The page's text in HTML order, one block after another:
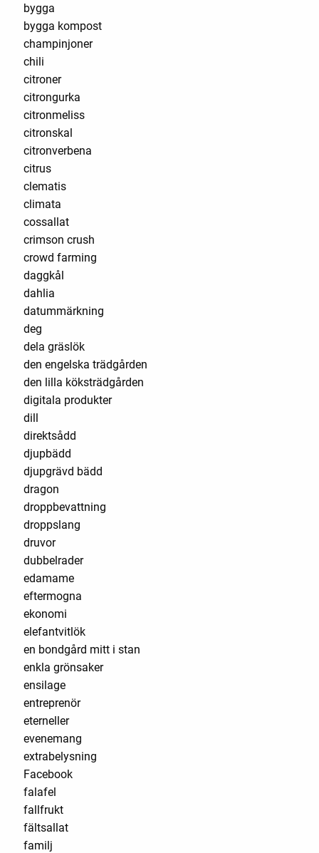
bygga
bygga kompost
champinjoner
chili
citroner
citrongurka
citronmeliss
citronskal
citronverbena
citrus
clematis
climata
cossallat
crimson crush
crowd farming
daggkål
dahlia
datummärkning
deg
dela gräslök
den engelska trädgården
den lilla köksträdgården
digitala produkter
dill
direktsådd
djupbädd
djupgrävd bädd
dragon
droppbevattning
droppslang
druvor
dubbelrader
edamame
eftermogna
ekonomi
elefantvitlök
en bondgård mitt i stan
enkla grönsaker
ensilage
entreprenör
eterneller
evenemang
extrabelysning
Facebook
falafel
fallfrukt
fältsallat
familj